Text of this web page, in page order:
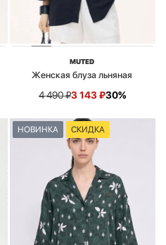
MUTED
Женская блуза льняная
4 490₽3 143₽30%
НОВИНКА СКИДКА